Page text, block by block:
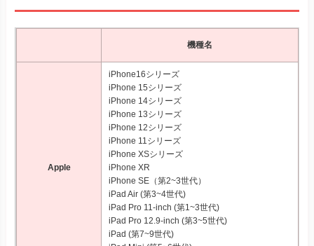
機種名
Apple
iPhone16シリーズ
iPhone 15シリーズ
iPhone 14シリーズ
iPhone 13シリーズ
iPhone 12シリーズ
iPhone 11シリーズ
iPhone XSシリーズ
iPhone XR
iPhone SE（第2~3世代）
iPad Air (第3~4世代)
iPad Pro 11‑inch (第1~3世代)
iPad Pro 12.9‑inch (第3~5世代)
iPad (第7~9世代)